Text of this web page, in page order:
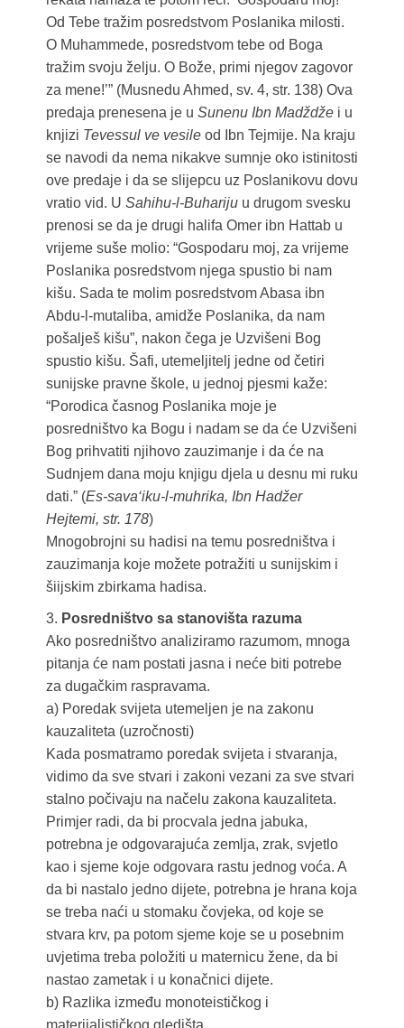
Od Tebe tražim posredstvom Poslanika milosti.
O Muhammede, posredstvom tebe od Boga
tražim svoju želju. O Bože, primi njegov zagovor
za mene!’” (Musnedu Ahmed, sv. 4, str. 138) Ova
predaja prenesena je u Sunenu Ibn Madždžei u
knjizi Tevessul ve vesileod Ibn Tejmije. Na kraju
se navodi da nema nikakve sumnje oko istinitosti
ove predaje i da se slijepcu uz Poslanikovu dovu
vratio vid. U Sahihu-l-Buharijuu drugom svesku
prenosi se da je drugi halifa Omer ibn Hattab u
vrijeme suše molio: “Gospodaru moj, za vrijeme
Poslanika posredstvom njega spustio bi nam
kišu. Sada te molim posredstvom Abasa ibn
Abdu-l-mutaliba, amidže Poslanika, da nam
pošalješ kišu”, nakon čega je Uzvišeni Bog
spustio kišu. Šafi, utemeljitelj jedne od četiri
sunijske pravne škole, u jednoj pjesmi kaže:
“Porodica časnog Poslanika moje je
posredništvo ka Bogu i nadam se da će Uzvišeni
Bog prihvatiti njihovo zauzimanje i da će na
Sudnjem dana moju knjigu djela u desnu mi ruku
dati.” (Es-sava‘iku-l-muhrika, Ibn Hadžer
Hejtemi, str. 178)
Mnogobrojni su hadisi na temu posredništva i
zauzimanja koje možete potražiti u sunijskim i
šiijskim zbirkama hadisa.
3. Posredništvo sa stanovišta razuma
Ako posredništvo analiziramo razumom, mnoga
pitanja će nam postati jasna i neće biti potrebe
za dugačkim raspravama.
a) Poredak svijeta utemeljen je na zakonu
kauzaliteta (uzročnosti)
Kada posmatramo poredak svijeta i stvaranja,
vidimo da sve stvari i zakoni vezani za sve stvari
stalno počivaju na načelu zakona kauzaliteta.
Primjer radi, da bi procvala jedna jabuka,
potrebna je odgovarajuća zemlja, zrak, svjetlo
kao i sjeme koje odgovara rastu jednog voća. A
da bi nastalo jedno dijete, potrebna je hrana koja
se treba naći u stomaku čovjeka, od koje se
stvara krv, pa potom sjeme koje se u posebnim
uvjetima treba položiti u maternicu žene, da bi
nastao zametak i u konačnici dijete.
b) Razlika između monoteističkog i